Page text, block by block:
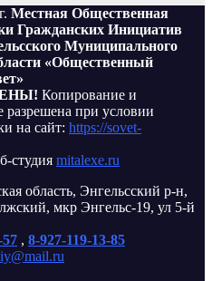
Местная Общественная
Гражданских Инициатив
Муниципального
«Общественный
Копирование и
разрешена при условии
на сайт: https://sovet-
студия mitalexe.ru
область, Энгельсский р-н,
мкр Энгельс-19, ул 5-й
57 , 8-927-119-13-85